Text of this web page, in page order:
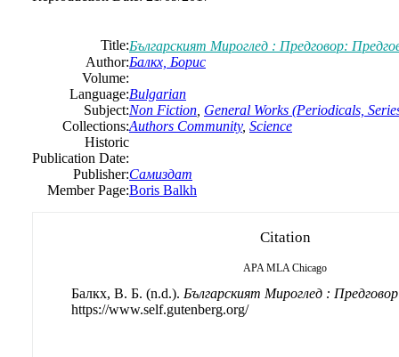
Title:Българският Мироглед : Предговор:
Author:Балкх, Борис
Volume:
Language:Bulgarian
Subject:Non Fiction General Works (Periodicals,
Collections:Authors Community, Science
Historic
Publication Date:
Publisher:Самиздат
Member Page:Boris Balkh
Citation
APA MLA Chicago
Балкх, B. Б. (n.d.). Българският Мироглед : Предговор
https://www.self.gutenberg.org/